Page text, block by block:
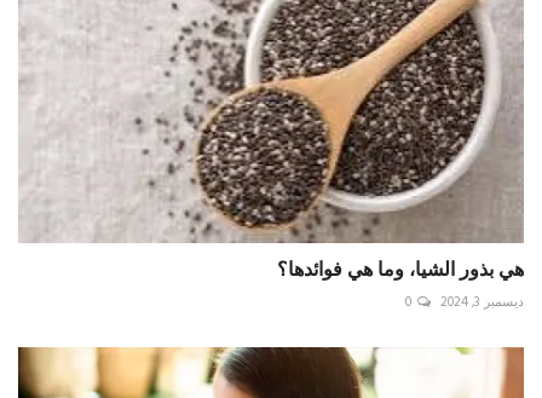
هي بذور الشيا، وما هي فوائدها؟
ديسمبر 3, 2024 0